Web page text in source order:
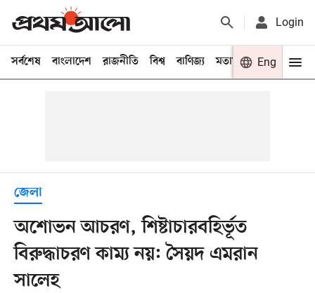
Login
সর্বশেষ বাংলাদেশ রাজনীতি বিশ্ব বাণিজ্য মতামত খেলা
Eng
জেলা
অশোভন আচরণ, শিষ্টাচারবহির্ভূত
বিরুদ্ধাচরণ কাম্য নয়: সৈয়দ এমরান
সালেহ